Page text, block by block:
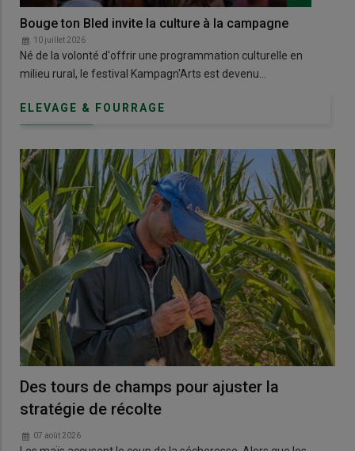
Bouge ton Bled invite la culture à la campagne
10 juillet 2026
Né de la volonté d'offrir une programmation culturelle en
milieu rural, le festival Kampagn'Arts est devenu…
ELEVAGE & FOURRAGE
Des tours de champs pour ajuster la
stratégie de récolte
07 août 2026